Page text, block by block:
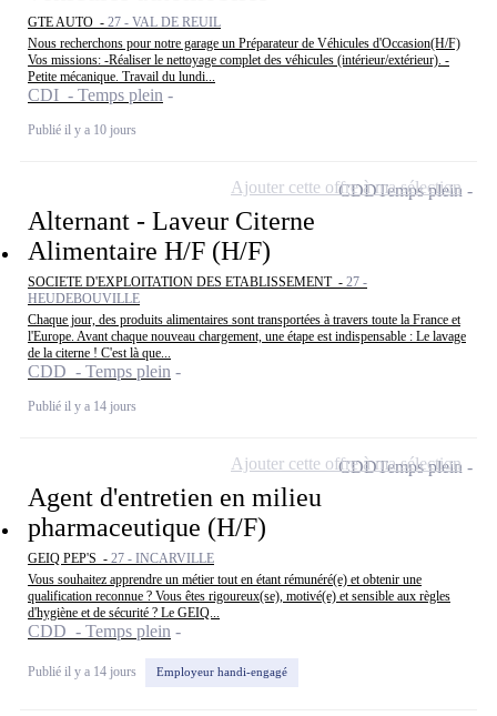
GTE AUTO - 27 - VAL DE REUIL
Nous recherchons pour notre garage un Préparateur de Véhicules d'Occasion(H/F)
Vos missions: -Réaliser le nettoyage complet des véhicules (intérieur/extérieur). -
Petite mécanique. Travail du lundi...
CDI - Temps plein
Publié il y a 10 jours
Alternant - Laveur Citerne
Alimentaire H/F (H/F)
SOCIETE D'EXPLOITATION DES ETABLISSEMENT - 27 -
HEUDEBOUVILLE
Chaque jour, des produits alimentaires sont transportées à travers toute la France et
l'Europe. Avant chaque nouveau chargement, une étape est indispensable : Le lavage
de la citerne ! C'est là que...
CDD - Temps plein
Publié il y a 14 jours
CDDTemps plein
Ajouter cette offre à ma sélection
Agent d'entretien en milieu
pharmaceutique (H/F)
GEIQ PEP'S - 27 - INCARVILLE
Vous souhaitez apprendre un métier tout en étant rémunéré(e) et obtenir une
qualification reconnue ? Vous êtes rigoureux(se), motivé(e) et sensible aux règles
d'hygiène et de sécurité ? Le GEIQ...
CDD - Temps plein
Publié il y a 14 jours Employeur handi-engagé
CDDTemps plein
Ajouter cette offre à ma sélection